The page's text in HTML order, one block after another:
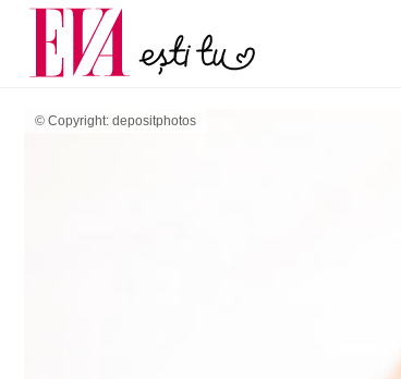
© Copyright: depositphotos
Carieră
Actualitate
pe